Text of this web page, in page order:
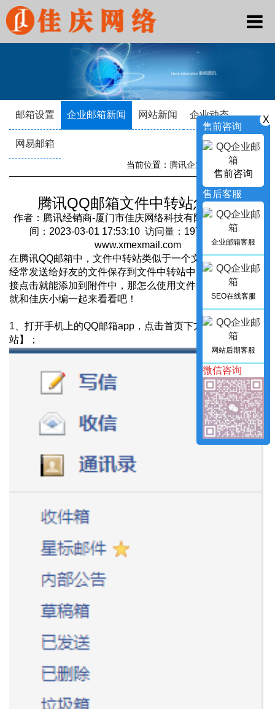
邮箱设置 企业邮箱新闻 网站新闻 企业动态
网易邮箱
当前位置： 腾讯企业邮箱 ->新闻资讯
腾讯QQ邮箱文件中转站怎么用
作者：腾讯经销商-厦门市佳庆网络科技有限公司 发布时
间：2023-03-01 17:53:10 访问量：19755 来源：
www.xmexmail.com
在腾讯QQ邮箱中，文件中转站类似于一个文件管理器，将
经常发送给好友的文件保存到文件中转站中，需要使用时直
接点击就能添加到附件中，那怎么使用文件中转站呢，下面
就和佳庆小编一起来看看吧！
1、打开手机上的QQ邮箱app，点击首页下方的【文件中转
站】；
X
售前咨询
售前咨询
售后客服
企业邮箱客服
SEO在线客服
网站后期客服
微信咨询